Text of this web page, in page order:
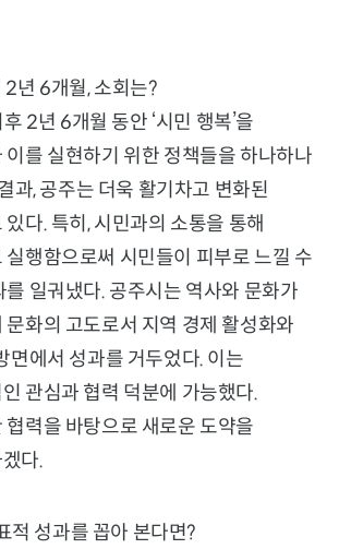
년 6개월, 소회는?
2년 6개월 동안 ‘시민 행복’을
이를 실현하기 위한 정책들을 하나하나
과, 공주는 더욱 활기차고 변화된
다. 특히, 시민과의 소통을 통해
실행함으로써 시민들이 피부로 느낄 수
를 일궈냈다. 공주시는 역사와 문화가
문화의 고도로서 지역 경제 활성화와
면에서 성과를 거두었다. 이는
관심과 협력 덕분에 가능했다.
협력을 바탕으로 새로운 도약을
다.
적 성과를 꼽아 본다면?